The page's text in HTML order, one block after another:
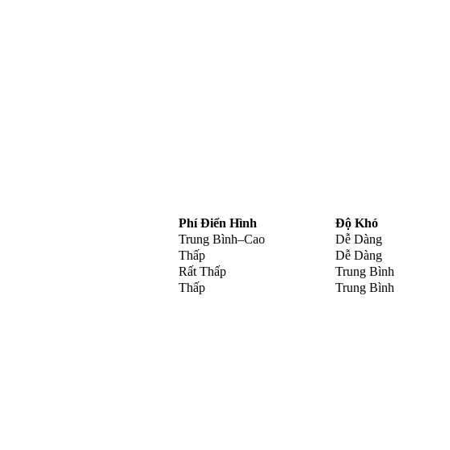
Phí Điển Hình
Độ Khó
Trung Bình–Cao
Dễ Dàng
Thấp
Dễ Dàng
Rất Thấp
Trung Bình
Thấp Trung Bình